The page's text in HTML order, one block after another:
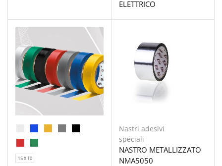
ELETTRICO
15 X 10
Nastri adesivi
speciali
NASTRO METALLIZZATO
NMA5050